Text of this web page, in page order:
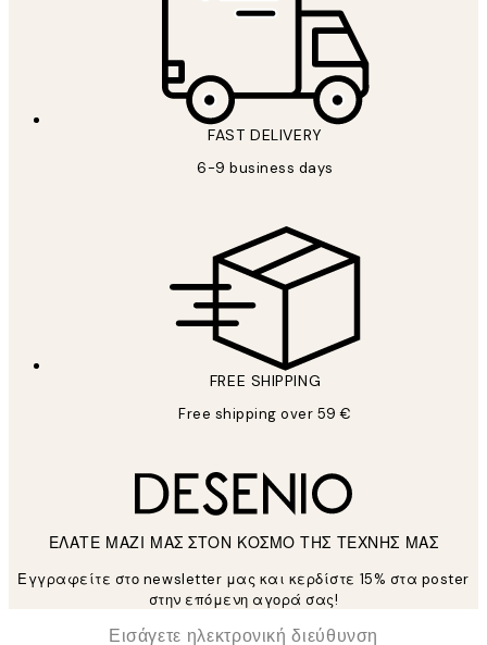
FAST DELIVERY
6-9 business days
FREE SHIPPING
Free shipping over 59 €
ΕΛΑΤΕ ΜΑΖΙ ΜΑΣ ΣΤΟΝ ΚΟΣΜΟ ΤΗΣ ΤΕΧΝΗΣ ΜΑΣ
Εγγραφείτε στο newsletter μας και κερδίστε 15% στα poster
στην επόμενη αγορά σας!
Ηλεκτρονική Διεύθυνση